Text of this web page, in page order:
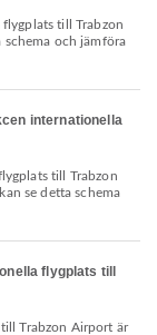
schema och jämföra
internationella
se detta schema
flygplats till